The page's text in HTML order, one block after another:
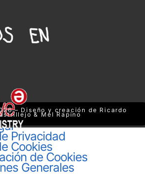
– Diseño y creación de Ricardo
& Mel Rapino
Privacidad
Cookies
de Cookies
Generales